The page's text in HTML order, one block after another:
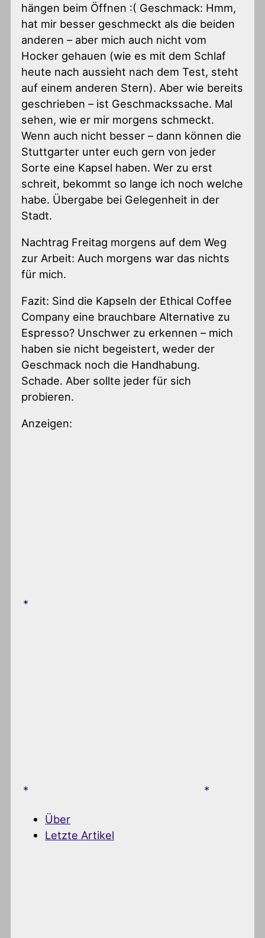
hängen beim Öffnen :( Geschmack: Hmm,
hat mir besser geschmeckt als die beiden
anderen – aber mich auch nicht vom
Hocker gehauen (wie es mit dem Schlaf
heute nach aussieht nach dem Test, steht
auf einem anderen Stern). Aber wie bereits
geschrieben – ist Geschmackssache. Mal
sehen, wie er mir morgens schmeckt.
Wenn auch nicht besser – dann können die
Stuttgarter unter euch gern von jeder
Sorte eine Kapsel haben. Wer zu erst
schreit, bekommt so lange ich noch welche
habe. Übergabe bei Gelegenheit in der
Stadt.
Nachtrag Freitag morgens auf dem Weg
zur Arbeit: Auch morgens war das nichts
für mich.
Fazit: Sind die Kapseln der Ethical Coffee
Company eine brauchbare Alternative zu
Espresso? Unschwer zu erkennen – mich
haben sie nicht begeistert, weder der
Geschmack noch die Handhabung.
Schade. Aber sollte jeder für sich
probieren.
Anzeigen:
Über
Letzte Artikel